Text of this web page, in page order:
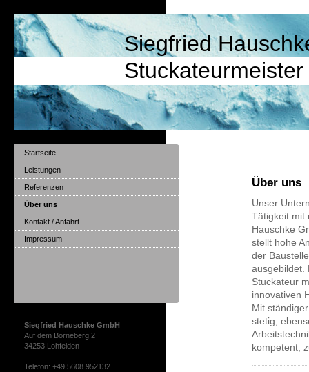
Siegfried
Stuckateurmeister
Über uns
Unser
Tätigkeit mit
Hauschke
stellt hohe
der
ausgebildet.
Stuckateur
innovativen
Mit
stetig,
kompetent,
Startseite
Leistungen
Referenzen
Über uns
Kontakt / Anfahrt
Impressum
Siegfried Hauschke GmbH
Auf dem Borneberg 2
34253 Lohfelden
Telefon: +49 5608 952132